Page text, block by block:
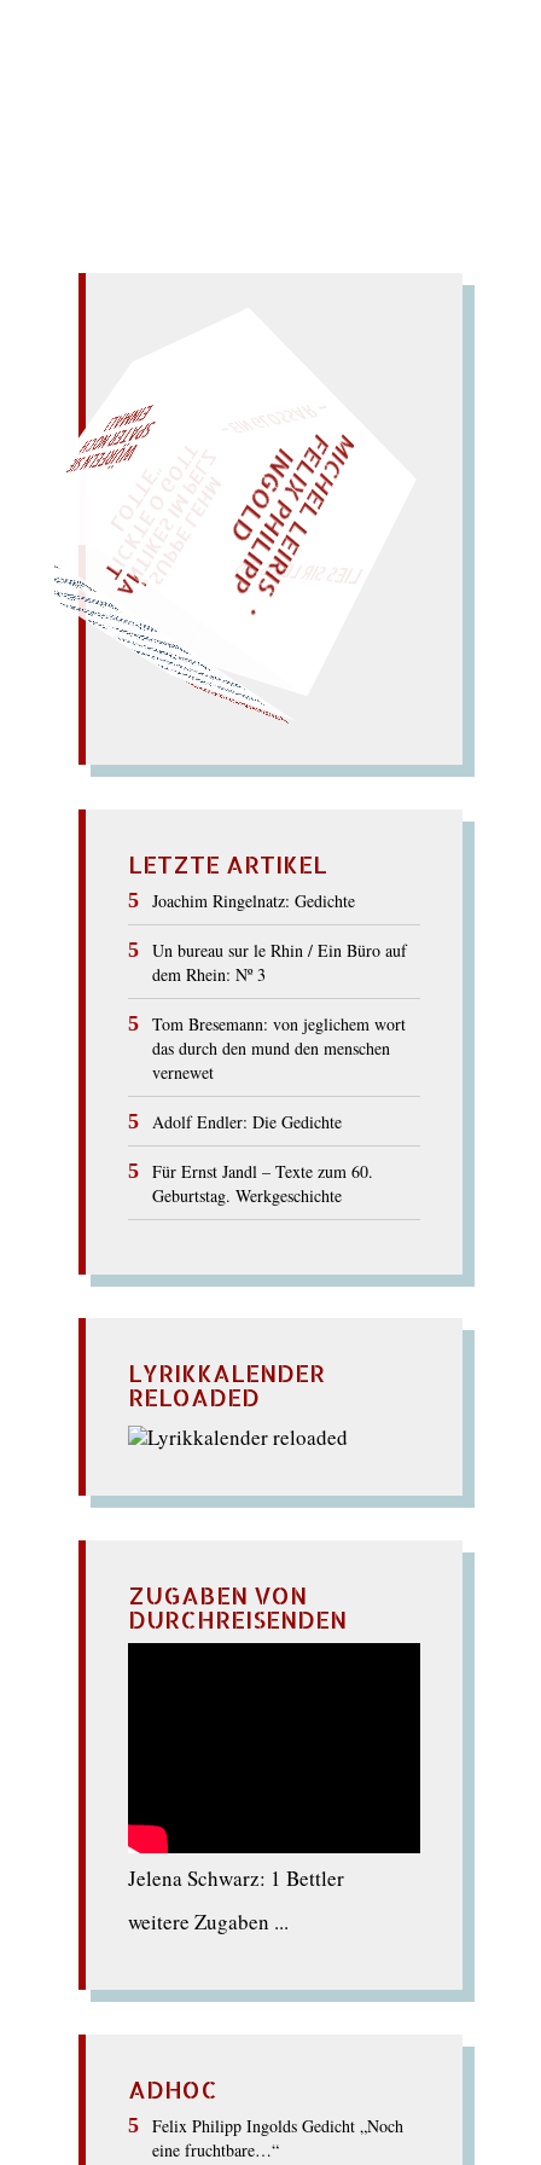
„
S
U
P
P
E
L
E
H
M
A
N
T
I
K
E
S
I
M
P
E
L
ZT
I
C
K
T
E
O
G
O
T
T L
O
T
T
E
ABRAKADABRA
Araberart:
Adlerbart; im
arabischen
Arkadien darbt
Kadar; Barbar in einer
Barke
mit Radar
… – Rad
mit Kappe; in der Baracke
Abraham und Barbara;
Krabbe mit Rhabarber im M
I
C
H
E
L
L
E
I
R
I
S
・
F
E
L
I
X
P
H
I
L
I
P
P
I
N
G
O
L
DLIES SIR LEIRIS LEIS
AL!
LETZTE ARTIKEL
Joachim Ringelnatz: Gedichte
Un bureau sur le Rhin / Ein Büro auf
dem Rhein: Nº 3
Tom Bresemann: von jeglichem wort
das durch den mund den menschen
vernewet
Adolf Endler: Die Gedichte
Für Ernst Jandl – Texte zum 60.
Geburtstag. Werkgeschichte
LYRIKKALENDER
RELOADED
ZUGABEN VON
DURCHREISENDEN
Jelena Schwarz: 1 Bettler
weitere Zugaben ...
ADHOC
Felix Philipp Ingolds Gedicht „Noch
eine fruchtbare…“